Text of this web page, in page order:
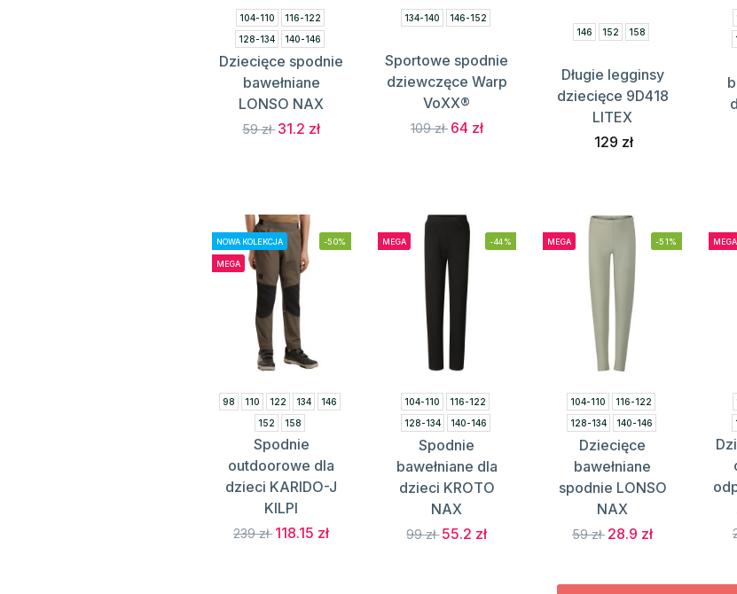
104-110
116-122
128-134
140-146
152-158
164-170
Dziecięce spodnie
bawełniane
LONSO NAX
59 zł 31.2 zł
134-140 146-152
Sportowe spodnie
dziewczęce Warp
VoXX®
109 zł 64 zł
146 152 158
Długie legginsy
dziecięce 9D418
LITEX
129 zł
NOWA KOLEKCJA
MEGA
-50%
98 110 122 134
146
152
158
Spodnie
outdoorowe dla
dzieci KARIDO-J
KILPI
239 zł 118.15 zł
MEGA -44%
104-110
116-122
128-134
140-146
152-158
164-170
Spodnie
bawełniane dla
dzieci KROTO
NAX
99 zł 55.2 zł
MEGA -51%
104-110
116-122
128-134
140-146
152-158
Dziecięce
bawełniane
spodnie LONSO
NAX
59 zł 28.9 zł
MEGA